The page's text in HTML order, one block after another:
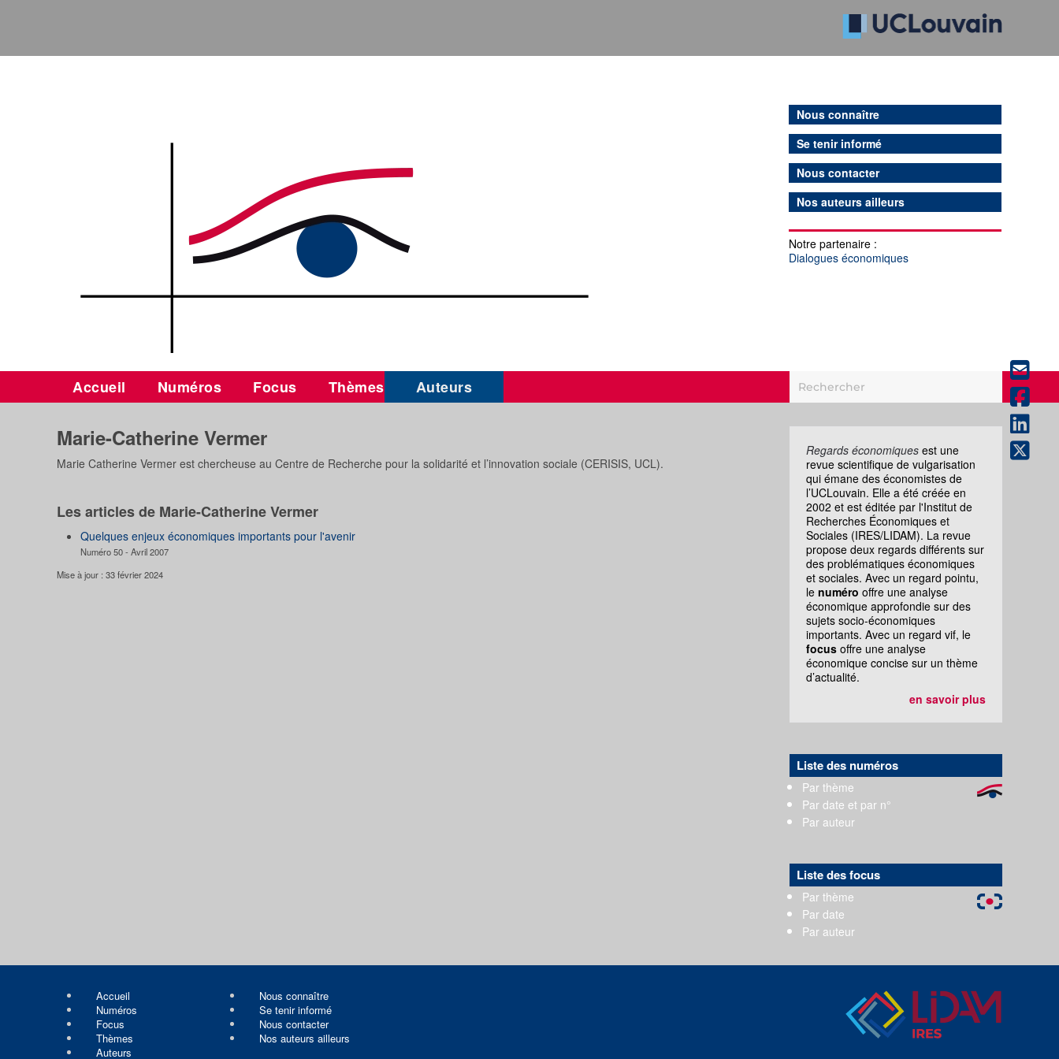
Nous connaître
Se tenir informé
Nous contacter
Nos auteurs ailleurs
Notre partenaire :
Dialogues économiques
Accueil Numéros Focus Thèmes Auteurs
Marie-Catherine Vermer
Marie Catherine Vermer est chercheuse au Centre de Recherche pour la solidarité et l’innovation sociale (CERISIS, UCL).
Les articles de Marie-Catherine Vermer
Quelques enjeux économiques importants pour l'avenir
Numéro 50 - Avril 2007
Mise à jour : 33 février 2024
Regards économiques est une
revue scientifique de vulgarisation
qui émane des économistes de
l’UCLouvain. Elle a été créée en
2002 et est éditée par l'Institut de
Recherches Économiques et
Sociales (IRES/LIDAM). La revue
propose deux regards différents sur
des problématiques économiques
et sociales. Avec un regard pointu,
le numéro offre une analyse
économique approfondie sur des
sujets socio-économiques
importants. Avec un regard vif, le
focus offre une analyse
économique concise sur un thème
d’actualité.
en savoir plus
Liste des numéros
Par thème
Par date et par n°
Par auteur
Liste des focus
Par thème
Par date
Par auteur
Accueil
Numéros
Focus
Thèmes
Auteurs
Nous connaître
Se tenir informé
Nous contacter
Nos auteurs ailleurs